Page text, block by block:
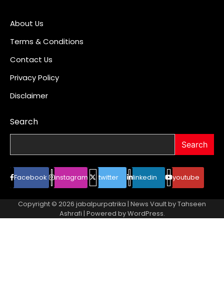
About Us
Terms & Conditions
Contact Us
Privacy Policy
Disclaimer
Search
Search
Facebook instagram twitter linkedin youtube
Copyright © 2026 jabalpurpatrika | News Vault byTahseen
Ashrafi | Powered byWordPress.